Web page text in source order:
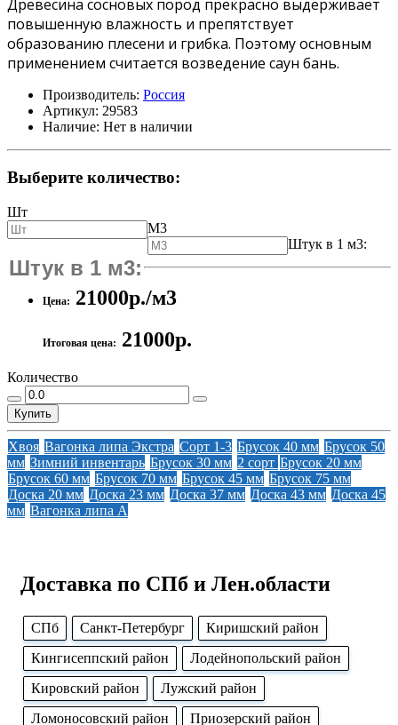
Древесина сосновых пород прекрасно выдерживает
повышенную влажность и препятствует
образованию плесени и грибка. Поэтому основным
применением считается возведение саун бань.
Производитель: Россия
Артикул: 29583
Наличие: Нет в наличии
Выберите количество:
Шт
М3
Штук в 1 м3:
Цена: 21000р./м3
Итоговая цена: 21000р.
Количество
Купить
Хвоя Вагонка липа Экстра Сорт 1-3 Брусок 40 мм Брусок 50
мм Зимний инвентарь Брусок 30 мм 2 сорт Брусок 20 мм
Брусок 60 мм Брусок 70 мм Брусок 45 мм Брусок 75 мм
Доска 20 мм Доска 23 мм Доска 37 мм Доска 43 мм Доска 45
мм Вагонка липа А
Доставка по СПб и Лен.области
CПб Cанкт-Петербург
Киришский район
Кингисеппский район
Лодейнопольский район
Кировский район
Лужский район
Ломоносовский район
Приозерский район